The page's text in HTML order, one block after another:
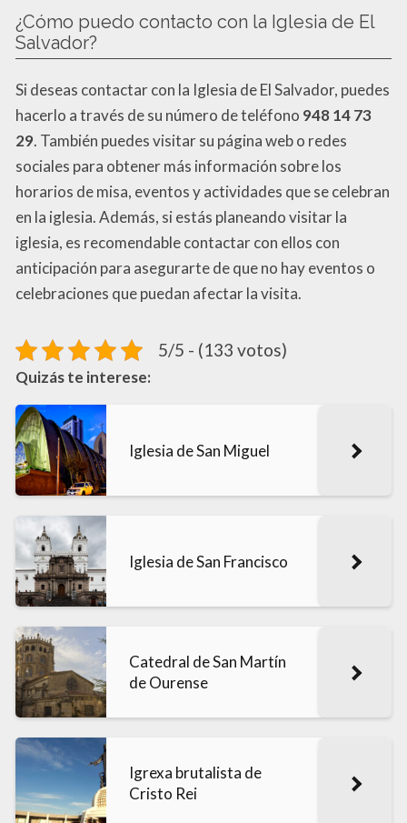
¿Cómo puedo contacto con la Iglesia de El
Salvador?
Si deseas contactar con la Iglesia de El Salvador, puedes
hacerlo a través de su número de teléfono 948 14 73
29. También puedes visitar su página web o redes
sociales para obtener más información sobre los
horarios de misa, eventos y actividades que se celebran
en la iglesia. Además, si estás planeando visitar la
iglesia, es recomendable contactar con ellos con
anticipación para asegurarte de que no hay eventos o
celebraciones que puedan afectar la visita.
5/5 - (133 votos)
Quizás te interese:
Iglesia de San Miguel
Iglesia de San Francisco
Catedral de San Martín
de Ourense
Igrexa brutalista de
Cristo Rei